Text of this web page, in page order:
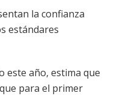
la confianza
estándares
este año, estima que
para el primer